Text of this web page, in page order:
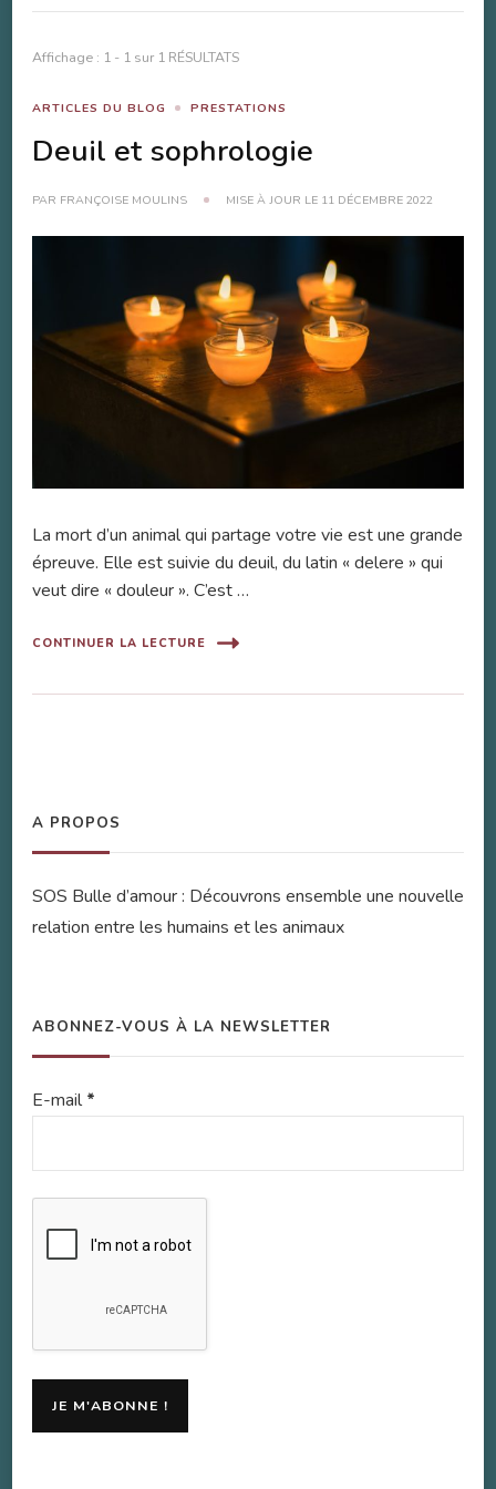
Affichage : 1 - 1 sur 1 RÉSULTATS
ARTICLES DU BLOG PRESTATIONS
Deuil et sophrologie
PAR FRANÇOISE MOULINS MISE À JOUR LE 11 DÉCEMBRE 2022
La mort d’un animal qui partage votre vie est une grande
épreuve. Elle est suivie du deuil, du latin « delere » qui
veut dire « douleur ». C’est …
CONTINUER LA LECTURE
A PROPOS
SOS Bulle d’amour : Découvrons ensemble une nouvelle
relation entre les humains et les animaux
ABONNEZ-VOUS À LA NEWSLETTER
E-mail*